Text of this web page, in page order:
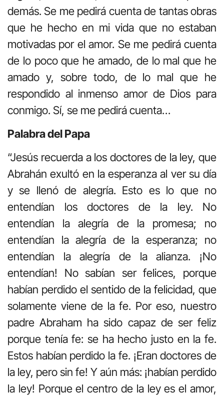
demás. Se me pedirá cuenta de tantas obras
que he hecho en mi vida que no estaban
motivadas por el amor. Se me pedirá cuenta
de lo poco que he amado, de lo mal que he
amado y, sobre todo, de lo mal que he
respondido al inmenso amor de Dios para
conmigo. Sí, se me pedirá cuenta…
Palabra del Papa
“Jesús recuerda a los doctores de la ley, que
Abrahán exultó en la esperanza al ver su día
y se llenó de alegría. Esto es lo que no
entendían los doctores de la ley. No
entendían la alegría de la promesa; no
entendían la alegría de la esperanza; no
entendían la alegría de la alianza. ¡No
entendían! No sabían ser felices, porque
habían perdido el sentido de la felicidad, que
solamente viene de la fe. Por eso, nuestro
padre Abraham ha sido capaz de ser feliz
porque tenía fe: se ha hecho justo en la fe.
Estos habían perdido la fe. ¡Eran doctores de
la ley, pero sin fe! Y aún más: ¡habían perdido
la ley! Porque el centro de la ley es el amor,